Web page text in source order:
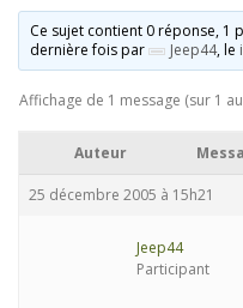
DOCUMENTATIONS
CONNEXION
Ce sujet contient 0 réponse, 1
dernière fois par
Jeep44, le
Affichage de 1 message (sur 1
Auteur
25 décembre 2005 à 15h21
Jeep44
Participant